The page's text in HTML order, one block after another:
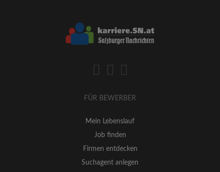
FÜR BEWERBER
Mein Lebenslauf
Job finden
Firmen entdecken
Suchagent anlegen